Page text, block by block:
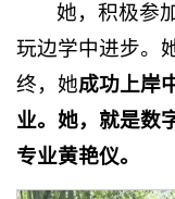
她，积极参
玩边学中进步。
终，她成功上岸
业。 她，就是数
专业黄艳仪。